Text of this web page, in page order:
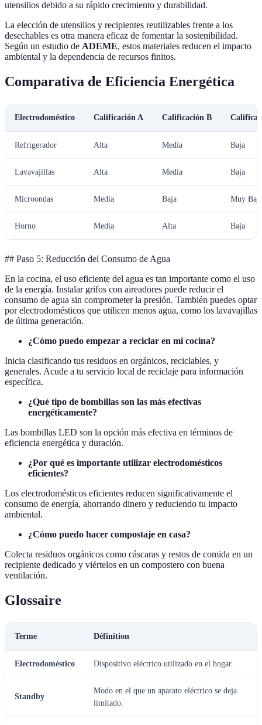
utensilios debido a su rápido crecimiento y durabilidad.
La elección de utensilios y recipientes reutilizables frente a los
desechables es otra manera eficaz de fomentar la sostenibilidad.
Según un estudio de ADEME, estos materiales reducen el impacto
ambiental y la dependencia de recursos finitos.
Comparativa de Eficiencia Energética
Electrodoméstico Calificación A Calificación B
Refrigerador Alta Media Baja
Lavavajillas Alta Media Baja
Microondas Media Baja Muy Baja
Horno Media Alta Baja
## Paso 5: Reducción del Consumo de Agua
En la cocina, el uso eficiente del agua es tan importante como el uso
de la energía. Instalar grifos con aireadores puede reducir el
consumo de agua sin comprometer la presión. También puedes optar
por electrodomésticos que utilicen menos agua, como los lavavajillas
de última generación.
¿Cómo puedo empezar a reciclar en mi cocina?
Inicia clasificando tus residuos en orgánicos, reciclables, y
generales. Acude a tu servicio local de reciclaje para información
específica.
¿Qué tipo de bombillas son las más efectivas
energéticamente?
Las bombillas LED son la opción más efectiva en términos de
eficiencia energética y duración.
¿Por qué es importante utilizar electrodomésticos
eficientes?
Los electrodomésticos eficientes reducen significativamente el
consumo de energía, ahorrando dinero y reduciendo tu impacto
ambiental.
¿Cómo puedo hacer compostaje en casa?
Colecta residuos orgánicos como cáscaras y restos de comida en un
recipiente dedicado y viértelos en un compostero con buena
ventilación.
Glossaire
Terme Définition
Electrodoméstico Dispositivo eléctrico utilizado en el hogar.
Standby
Modo en el que un aparato eléctrico se deja
limitado.